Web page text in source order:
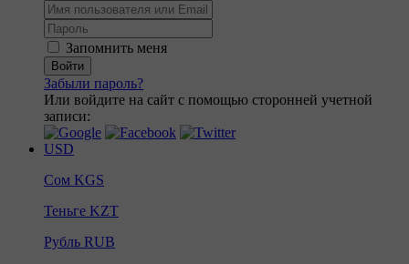
Запомнить меня
Войти
Забыли пароль?
Или войдите на сайт с помощью сторонней учетной
записи:
USD
Сом KGS
Теньге KZT
Рубль RUB